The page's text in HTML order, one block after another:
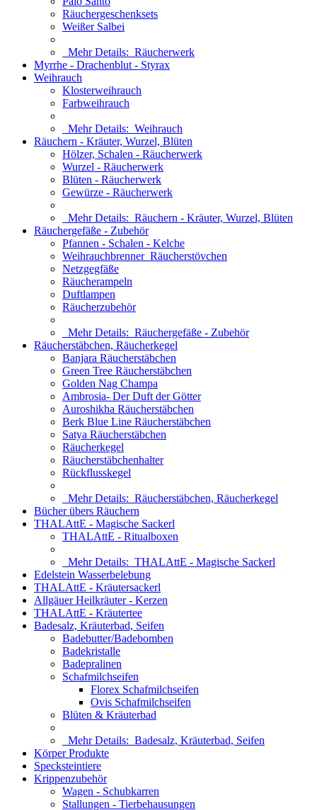
Räuchergeschenksets
Weißer Salbei
Mehr Details: Räucherwerk
Myrrhe - Drachenblut - Styrax
Weihrauch
Klosterweihrauch
Farbweihrauch
Mehr Details: Weihrauch
Räuchern - Kräuter, Wurzel, Blüten
Hölzer, Schalen - Räucherwerk
Wurzel - Räucherwerk
Blüten - Räucherwerk
Gewürze - Räucherwerk
Mehr Details: Räuchern - Kräuter, Wurzel, Blüten
Räuchergefäße - Zubehör
Pfannen - Schalen - Kelche
Weihrauchbrenner_Räucherstövchen
Netzgegfäße
Räucherampeln
Duftlampen
Räucherzubehör
Mehr Details: Räuchergefäße - Zubehör
Räucherstäbchen, Räucherkegel
Banjara Räucherstäbchen
Green Tree Räucherstäbchen
Golden Nag Champa
Ambrosia- Der Duft der Götter
Auroshikha Räucherstäbchen
Berk Blue Line Räucherstäbchen
Satya Räucherstäbchen
Räucherkegel
Räucherstäbchenhalter
Rückflusskegel
Mehr Details: Räucherstäbchen, Räucherkegel
Bücher übers Räuchern
THALAttE - Magische Sackerl
THALAttE - Ritualboxen
Mehr Details: THALAttE - Magische Sackerl
Edelstein Wasserbelebung
THALAttE - Kräutersackerl
Allgäuer Heilkräuter - Kerzen
THALAttE - Kräutertee
Badesalz, Kräuterbad, Seifen
Badebutter/Badebomben
Badekristalle
Badepralinen
Schafmilchseifen
Florex Schafmilchseifen
Ovis Schafmilchseifen
Blüten & Kräuterbad
Mehr Details: Badesalz, Kräuterbad, Seifen
Körper Produkte
Specksteintiere
Krippenzubehör
Wagen - Schubkarren
Stallungen - Tierbehausungen